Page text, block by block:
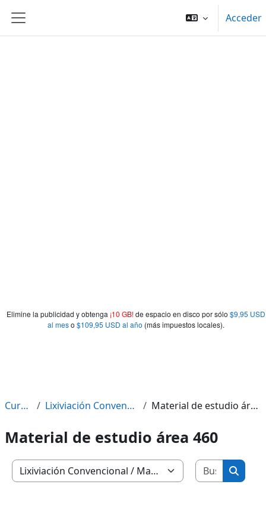
Elimine la publicidad y obtenga ¡10 GB!de espacio en disco por sólo $9,95 USD
al meso $109,95 USD al año (más impuestos locales).
Panel lateral
Acceder
Cursos Lixiviación Convencional Material de estudio área 460
Material de estudio área 460
Categorías
Buscar